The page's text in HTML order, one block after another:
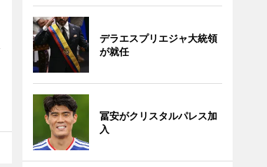
デラエスプリエジャ大統領
が就任
冨安がクリスタルパレス加
入